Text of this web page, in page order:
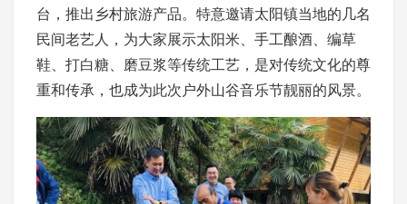
台，推出乡村旅游产品。特意邀请太阳镇当地的几名
民间老艺人，为大家展示太阳米、手工酿酒、编草
鞋、打白糖、磨豆浆等传统工艺，是对传统文化的尊
重和传承，也成为此次户外山谷音乐节靓丽的风景。